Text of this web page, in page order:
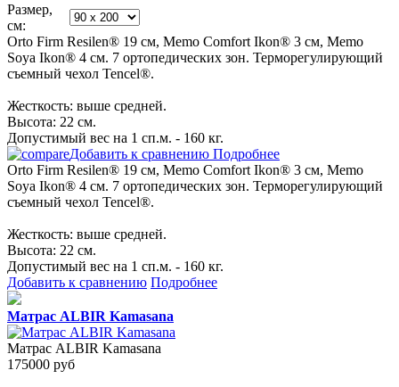
Размер,
см:
Orto Firm Resilen® 19 см, Memo Comfort Ikon® 3 см, Memo
Soya Ikon® 4 см. 7 ортопедических зон. Терморегулирующий
съемный чехол Tencel®.
Жесткость: выше средней.
Высота: 22 см.
Допустимый вес на 1 сп.м. - 160 кг.
Добавить к сравнению Подробнее
Orto Firm Resilen® 19 см, Memo Comfort Ikon® 3 см, Memo
Soya Ikon® 4 см. 7 ортопедических зон. Терморегулирующий
съемный чехол Tencel®.
Жесткость: выше средней.
Высота: 22 см.
Допустимый вес на 1 сп.м. - 160 кг.
Добавить к сравнению Подробнее
Матрас ALBIR Kamasana
Матрас ALBIR Kamasana
175000 руб